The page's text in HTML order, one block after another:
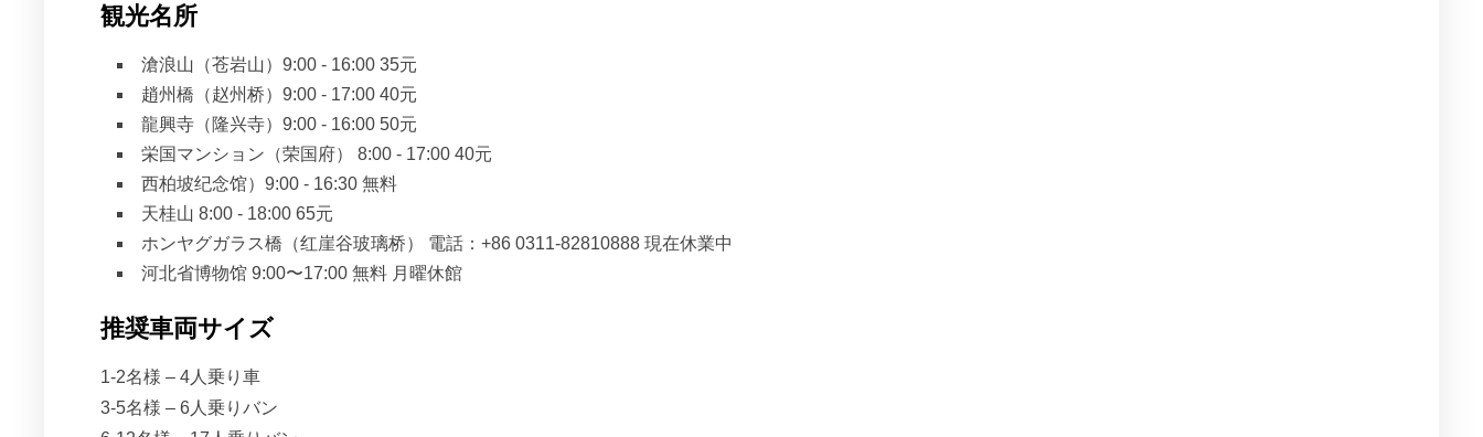
観光名所
滄浪山（苍岩山）9:00 - 16:00 35元
趙州橋（赵州桥）9:00 - 17:00 40元
龍興寺（隆兴寺）9:00 - 16:00 50元
栄国マンション（荣国府） 8:00 - 17:00 40元
西柏坡纪念馆）9:00 - 16:30 無料
天桂山 8:00 - 18:00 65元
ホンヤグガラス橋（红崖谷玻璃桥） 電話：+86 0311-82810888 現在休業中
河北省博物馆 9:00〜17:00 無料 月曜休館
推奨車両サイズ
1-2名様 – 4人乗り車
3-5名様 – 6人乗りバン